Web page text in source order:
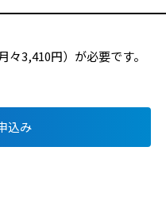
3,410円）が必要です。
込み